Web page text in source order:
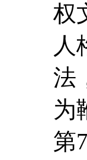
权
人
法
为
第